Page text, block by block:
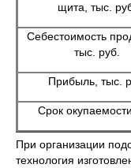
щита, тыс.
Себестоимость
тыс. руб.
Прибыль, тыс.
Срок
При организации
технология